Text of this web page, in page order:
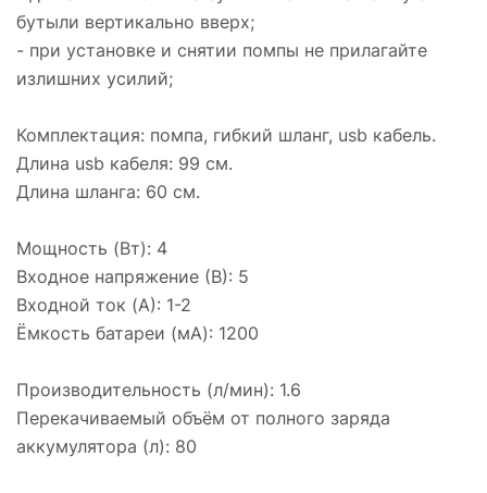
бутыли вертикально вверх;
- при установке и снятии помпы не прилагайте
излишних усилий;
Комплектация: помпа, гибкий шланг, usb кабель.
Длина usb кабеля: 99 см.
Длина шланга: 60 см.
Мощность (Вт): 4
Входное напряжение (В): 5
Входной ток (A): 1-2
Ёмкость батареи (мА): 1200
Производительность (л/мин): 1.6
Перекачиваемый объём от полного заряда
аккумулятора (л): 80